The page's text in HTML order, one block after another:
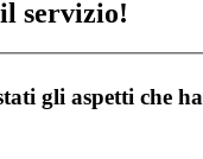
servizio!
gli aspetti che